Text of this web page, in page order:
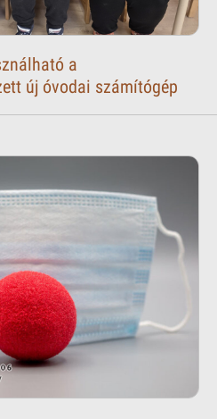
a
új óvodai számítógép